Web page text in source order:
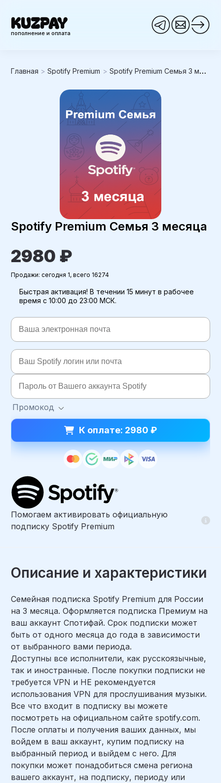
KUZPAY
пополнение и оплата
Главная >Spotify Premium >Spotify Premium Семья 3 месяца
Spotify Premium Семья 3 месяца
2980 ₽
Продажи: сегодня 1, всего 16274
Быстрая активация! В течении 15 минут в рабочее
время с 10:00 до 23:00 МСК.
Промокод
К оплате: 2980 ₽
Помогаем активировать официальную
подписку Spotify Premium
Описание и характеристики
Семейная подписка Spotify Premium для России
на 3 месяца. Оформляется подписка Премиум на
ваш аккаунт Спотифай. Срок подписки может
быть от одного месяца до года в зависимости
от выбранного вами периода.
Доступны все исполнители, как русскоязычные,
так и иностранные. После покупки подписки не
требуется VPN и НЕ рекомендуется
использования VPN для прослушивания музыки.
Все что входит в подписку вы можете
посмотреть на официальном сайте spotify.com.
После оплаты и получения ваших данных, мы
войдем в ваш аккаунт, купим подписку на
выбранный период и выйдем с него. Для
покупки может понадобиться смена региона
вашего аккаунт, на подписку, периоду или